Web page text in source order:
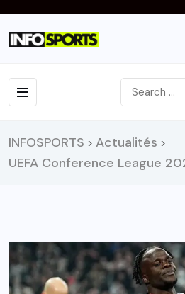
INFOSPORTS > Actualités >
UEFA Conference League